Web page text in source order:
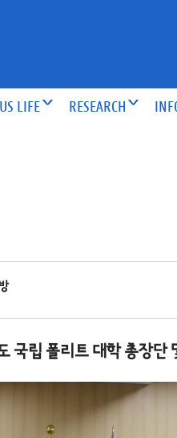
LIFE RESEARCH
국립 폴리트 대학 총장단